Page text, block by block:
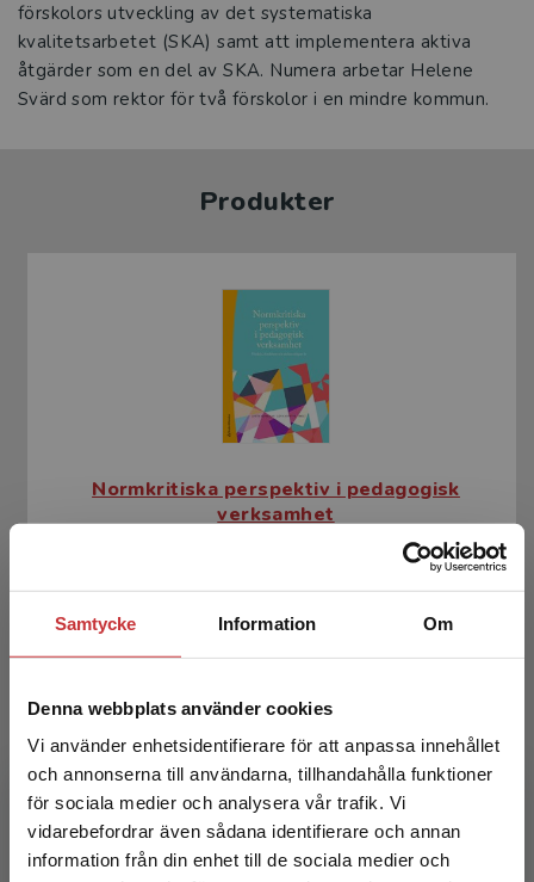
Samtycke Information Om
Denna webbplats använder cookies
Vi använder enhetsidentifierare för att anpassa innehållet
och annonserna till användarna, tillhandahålla funktioner
för sociala medier och analysera vår trafik. Vi
vidarebefordrar även sådana identifierare och annan
information från din enhet till de sociala medier och
Begränsad fraktregion
förskolors utveckling av det systematiska
kvalitetsarbetet (SKA) samt att implementera aktiva
åtgärder som en del av SKA. Numera arbetar Helene
Svärd som rektor för två förskolor i en mindre kommun.
Produkter
Normkritiska perspektiv i pedagogisk
verksamhet
Exkl. moms: 403 kr